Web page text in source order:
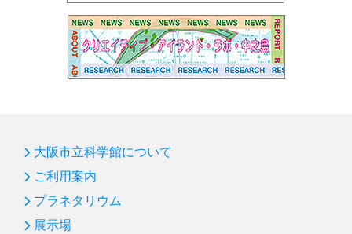
大阪市立科学館について
ご利用案内
プラネタリウム
展示場